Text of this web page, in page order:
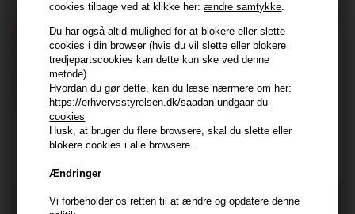
cookies tilbage ved at klikke her:ændre samtykke.
Du har også altid mulighed for at blokere eller slette
cookies i din browser (hvis du vil slette eller blokere
tredjepartscookies kan dette kun ske ved denne
metode)
Hvordan du gør dette, kan du læse nærmere om her:
https://erhvervsstyrelsen.dk/saadan-undgaar-du-
cookies
Husk, at bruger du flere browsere, skal du slette eller
blokere cookies i alle browsere.
Ændringer
Vi forbeholder os retten til at ændre og opdatere denne
TILMELD
ConsentJeg accepterer vilkår og betingelser.
Læs mere her
Husk at vi har
Gratis fragt til ved køb over 399 kr på udvalgte fragtformer
Tilmeld dig nyhedsbrevet